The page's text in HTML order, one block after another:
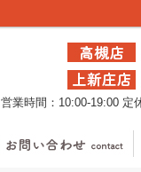
営業時間：10:00-19:00 定